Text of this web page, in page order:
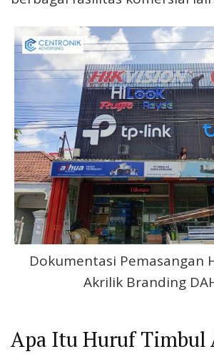
Dokumentasi Pemasangan
Akrilik Branding
Apa Itu Huruf Timbul